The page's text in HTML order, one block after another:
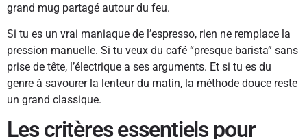
grand mug partagé autour du feu.
Si tu es un vrai maniaque de l’espresso, rien ne remplace la
pression manuelle. Si tu veux du café “presque barista” sans
prise de tête, l’électrique a ses arguments. Et si tu es du
genre à savourer la lenteur du matin, la méthode douce reste
un grand classique.
Les critères essentiels pour